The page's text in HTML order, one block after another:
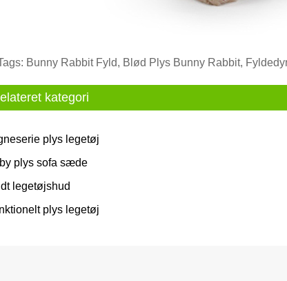
Bunny Rabbit Fyld, Blød Plys Bunny Rabbit,
kategori
plys legetøj
plys sofa sæde
legetøjshud
plys legetøj